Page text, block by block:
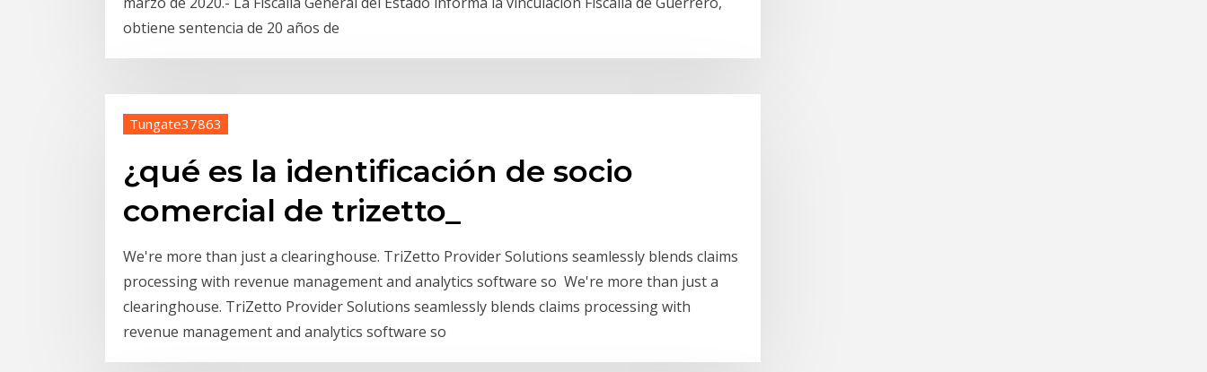
obtiene sentencia de 20 años de
Tungate37863
¿qué es la identificación de socio
comercial de trizetto_
We're more than just a clearinghouse. TriZetto Provider Solutions seamlessly blends claims
processing with revenue management and analytics software so We're more than just a
clearinghouse. TriZetto Provider Solutions seamlessly blends claims processing with
revenue management and analytics software so